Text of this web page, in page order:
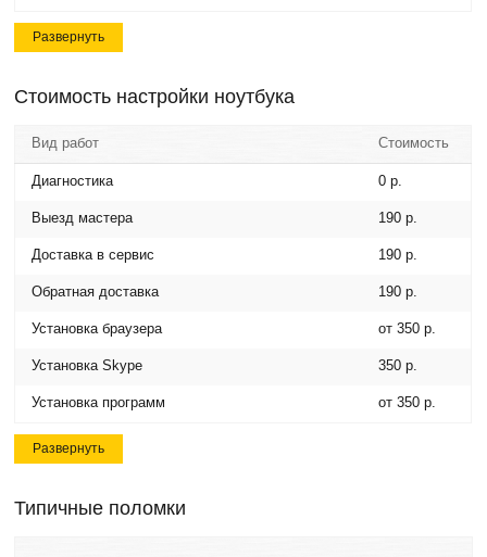
Развернуть
Стоимость настройки ноутбука
Вид работ Стоимость
Диагностика 0 р.
Выезд мастера 190 р.
Доставка в сервис 190 р.
Обратная доставка 190 р.
Установка браузера от 350 р.
Установка Skype 350 р.
Установка программ от 350 р.
Развернуть
Типичные поломки